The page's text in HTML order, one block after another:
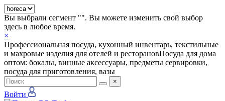
Вы выбрали сегмент "". Вы можете изменить свой выбор
здесь в любое время.
×
Профессиональная посуда, кухонный инвентарь, текстильные
и махровые изделия для отелей и ресторановПосуда для дома
оптом: бокалы, винные аксессуары, предметы сервировки,
посуда для приготовления, вазы
×
Войти